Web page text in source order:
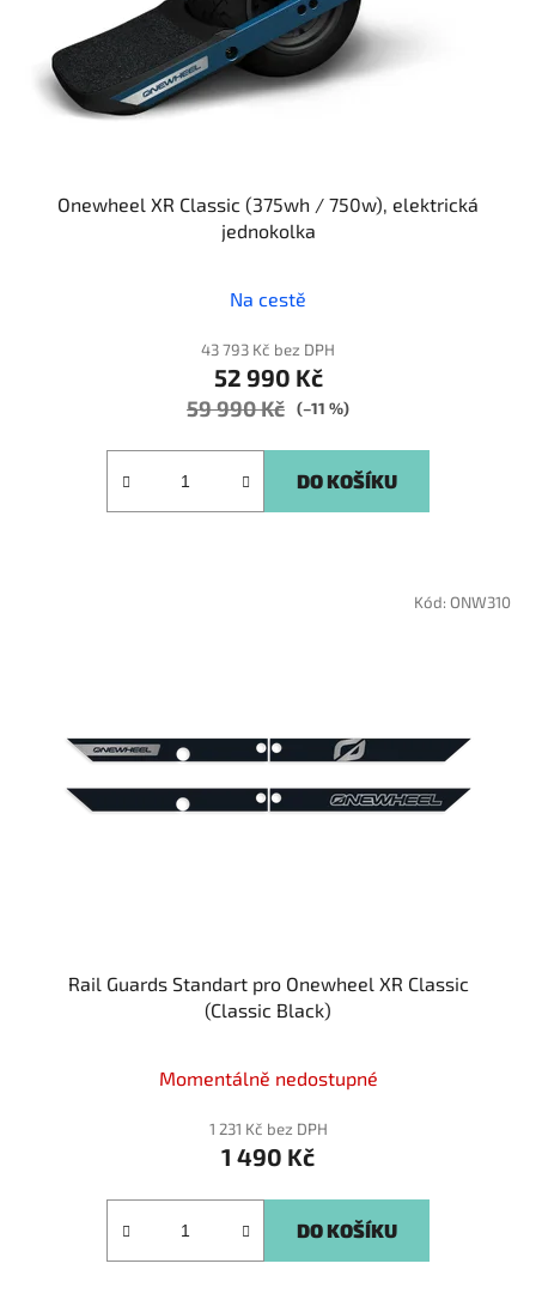
Onewheel XR Classic (375wh / 750w), elektrická
jednokolka
Na cestě
43 793 Kč bez DPH
52 990 Kč
59 990 Kč (–11 %)
DO KOŠÍKU
Rail Guards Standart pro Onewheel XR Classic
(Classic Black)
Momentálně nedostupné
1 231 Kč bez DPH
1 490 Kč
DO KOŠÍKU
Kód: ONW310